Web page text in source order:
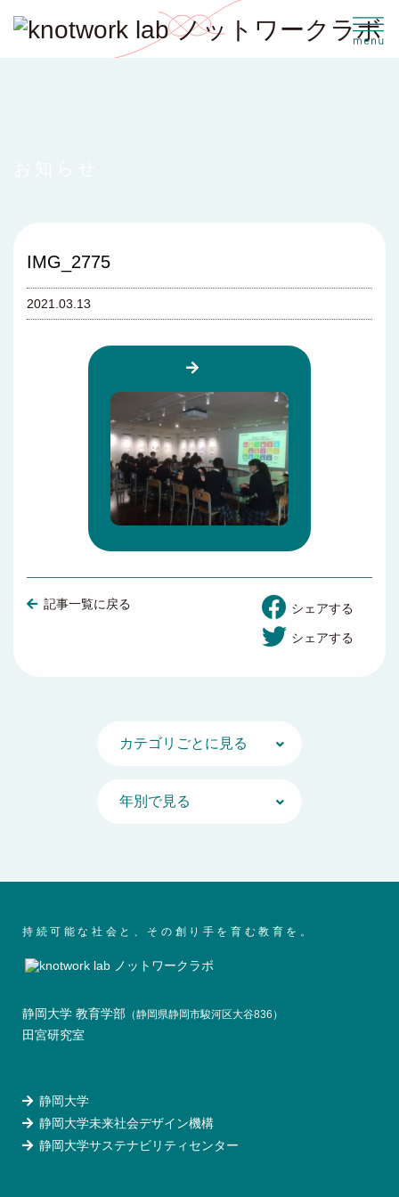
IMG_2775
2021.03.13
記事一覧に戻る シェアする
シェアする
持続可能な社会と、その創り手を育む教育を。
静岡大学 教育学部 （静岡県静岡市駿河区大谷836）
田宮研究室
静岡大学
静岡大学未来社会デザイン機構
静岡大学サステナビリティセンター